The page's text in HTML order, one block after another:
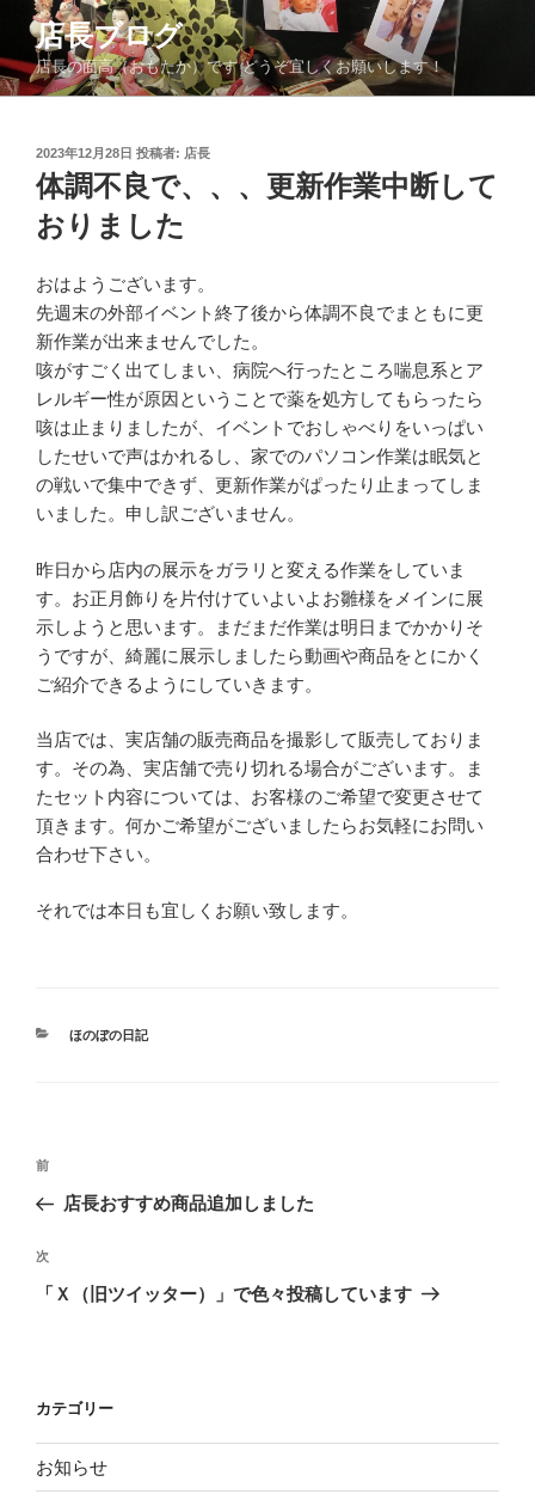
テ
ン
店長ブログ
店長の面高（おもたか）です どうぞ宜しくお願いします！
投
稿
日:
2023年12月28日 投稿者: 店長
体調不良で、、、更新作業中断して
おりました
おはようございます。
先週末の外部イベント終了後から体調不良でまともに更
新作業が出来ませんでした。
咳がすごく出てしまい、病院へ行ったところ喘息系とア
レルギー性が原因ということで薬を処方してもらったら
咳は止まりましたが、イベントでおしゃべりをいっぱい
したせいで声はかれるし、家でのパソコン作業は眠気と
の戦いで集中できず、更新作業がぱったり止まってしま
いました。申し訳ございません。
昨日から店内の展示をガラリと変える作業をしていま
す。お正月飾りを片付けていよいよお雛様をメインに展
示しようと思います。まだまだ作業は明日までかかりそ
うですが、綺麗に展示しましたら動画や商品をとにかく
ご紹介できるようにしていきます。
当店では、実店舗の販売商品を撮影して販売しておりま
す。その為、実店舗で売り切れる場合がございます。ま
たセット内容については、お客様のご希望で変更させて
頂きます。何かご希望がございましたらお気軽にお問い
合わせ下さい。
それでは本日も宜しくお願い致します。
カ
ほのぼの日記
投
ナ
ビ
ゲ
ン
前
の
稿
前
店長おすすめ商品追加しました
次
の
次
「Ｘ（旧ツイッター）」で色々投稿しています
カテゴリー
お知らせ